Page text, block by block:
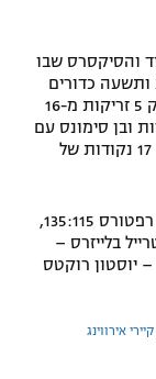
והסיקסרס שבו
הסנטר בלט עם 27 נקודות ותשעה כדורים
חוזרים והשכיח את המשחק האחרון בו קלע רק 5 זריקות מ-16
לו פורקאן קורקמז עם 20 נקודות ובן סימונס עם
13. המקומיים רשמו הפסד שישי ברציפות חרף 17 נקודות של
קליבלנד קאבלירס – טורונטו רפטורס 135:115,
פורטלנד טרייל בלייזרס –
ווריורס – יוסטון רוקטס
קיירי אירווינג